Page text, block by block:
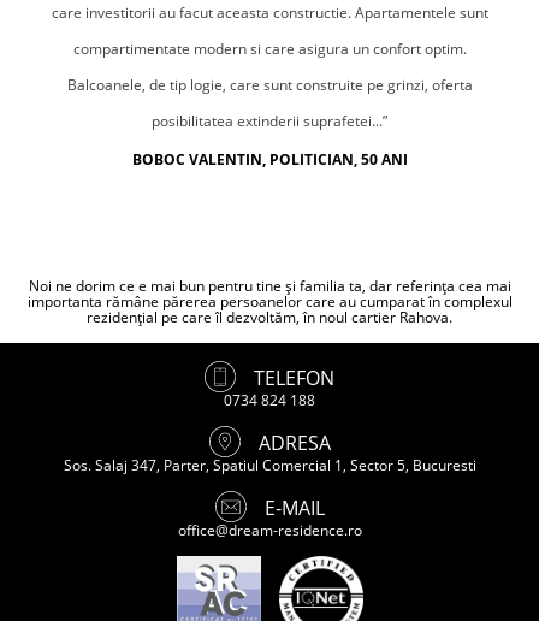
care investitorii au facut aceasta constructie. Apartamentele sunt
compartimentate modern si care asigura un confort optim.
Balcoanele, de tip logie, care sunt construite pe grinzi, oferta
posibilitatea extinderii suprafetei...”
BOBOC VALENTIN, POLITICIAN, 50 ANI
Noi ne dorim ce e mai bun pentru tine și familia ta, dar referința cea mai
importanta rămâne părerea persoanelor care au cumparat în complexul
rezidențial pe care îl dezvoltăm, în noul cartier Rahova.
TELEFON
0734 824 188
ADRESA
Sos. Salaj 347, Parter, Spatiul Comercial 1, Sector 5, Bucuresti
E-MAIL
office@dream-residence.ro